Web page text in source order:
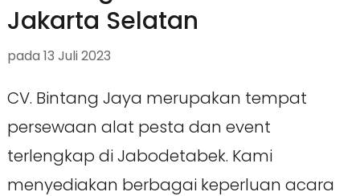
Jakarta Selatan
pada 13 Juli 2023
CV. Bintang Jaya merupakan tempat
persewaan alat pesta dan event
terlengkap di Jabodetabek. Kami
menyediakan berbagai keperluan acara